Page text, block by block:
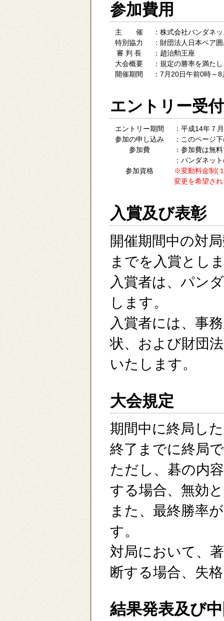
参加費用
主 催
：株式会社パンダネ
特別協力
：財団法人日本ペア
審 判 長
：趙治勲王座
大会概要
：規定の勝率を満た
開催期間
：7月20日午前0時～
エントリー受
エントリー期間
：平成14年７
参加の申し込み
：このページ
参加費
：参加費は無
参加資格
：パンダネッ
※変動料金制(
変更を希望さ
入賞及び表彰
開催期間中の対
までを入賞とし
入賞者は、パン
します。
入賞者には、事
状、および財団
いたします。
大会規定
期間中に終局し
終了までに終局
ただし、碁の内
する場合、無効
また、最終勝率
す。
対局において、
断する場合、失
結果発表及び